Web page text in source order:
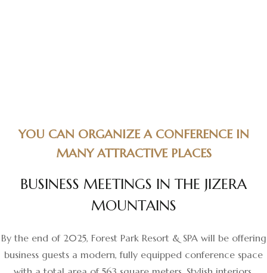
YOU CAN ORGANIZE A CONFERENCE IN
MANY ATTRACTIVE PLACES
BUSINESS MEETINGS IN THE JIZERA
MOUNTAINS
By the end of 2025, Forest Park Resort & SPA will be offering
business guests a modern, fully equipped conference space